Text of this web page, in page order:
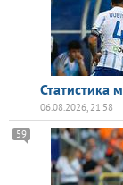
Статистика
06.08.2026, 21:58
59